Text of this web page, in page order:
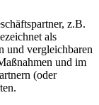
z.B.
als
und vergleichbaren
und im
(oder